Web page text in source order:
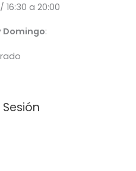
16:30 a 20:00
Domingo: